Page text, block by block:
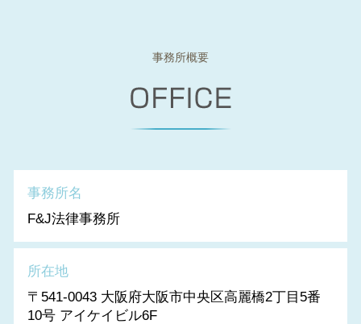
事務所概要
事務所名
F&J法律事務所
所在地
〒541-0043 大阪府大阪市中央区高麗橋2丁目5番
10号 アイケイビル6F